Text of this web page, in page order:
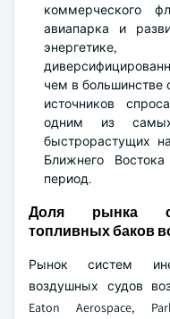
коммерческого
авиапарка и
чем в большинстве
источников
одним из
быстрорастущих
Ближнего
период.
Доля рынка
топливных баков
Рынок систем
воздушных судов
Eaton Aerospace,